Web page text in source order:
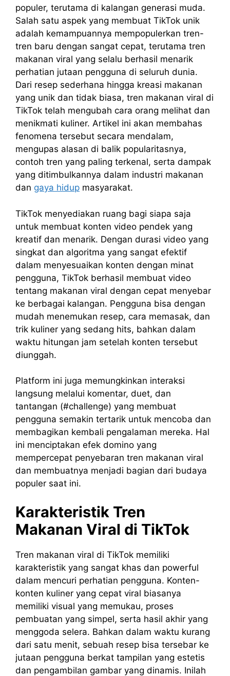
populer, terutama di kalangan generasi muda.
Salah satu aspek yang membuat TikTok unik
adalah kemampuannya mempopulerkan tren-
tren baru dengan sangat cepat, terutama tren
makanan viral yang selalu berhasil menarik
perhatian jutaan pengguna di seluruh dunia.
Dari resep sederhana hingga kreasi makanan
yang unik dan tidak biasa, tren makanan viral di
TikTok telah mengubah cara orang melihat dan
menikmati kuliner. Artikel ini akan membahas
fenomena tersebut secara mendalam,
mengupas alasan di balik popularitasnya,
contoh tren yang paling terkenal, serta dampak
yang ditimbulkannya dalam industri makanan
dan gaya hidup masyarakat.
TikTok menyediakan ruang bagi siapa saja
untuk membuat konten video pendek yang
kreatif dan menarik. Dengan durasi video yang
singkat dan algoritma yang sangat efektif
dalam menyesuaikan konten dengan minat
pengguna, TikTok berhasil membuat video
tentang makanan viral dengan cepat menyebar
ke berbagai kalangan. Pengguna bisa dengan
mudah menemukan resep, cara memasak, dan
trik kuliner yang sedang hits, bahkan dalam
waktu hitungan jam setelah konten tersebut
diunggah.
Platform ini juga memungkinkan interaksi
langsung melalui komentar, duet, dan
tantangan (#challenge) yang membuat
pengguna semakin tertarik untuk mencoba dan
membagikan kembali pengalaman mereka. Hal
ini menciptakan efek domino yang
mempercepat penyebaran tren makanan viral
dan membuatnya menjadi bagian dari budaya
populer saat ini.
Karakteristik Tren
Makanan Viral di TikTok
Tren makanan viral di TikTok memiliki
karakteristik yang sangat khas dan powerful
dalam mencuri perhatian pengguna. Konten-
konten kuliner yang cepat viral biasanya
memiliki visual yang memukau, proses
pembuatan yang simpel, serta hasil akhir yang
menggoda selera. Bahkan dalam waktu kurang
dari satu menit, sebuah resep bisa tersebar ke
jutaan pengguna berkat tampilan yang estetis
dan pengambilan gambar yang dinamis. Inilah